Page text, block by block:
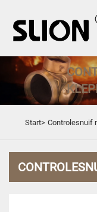
Start> Controlesnuif